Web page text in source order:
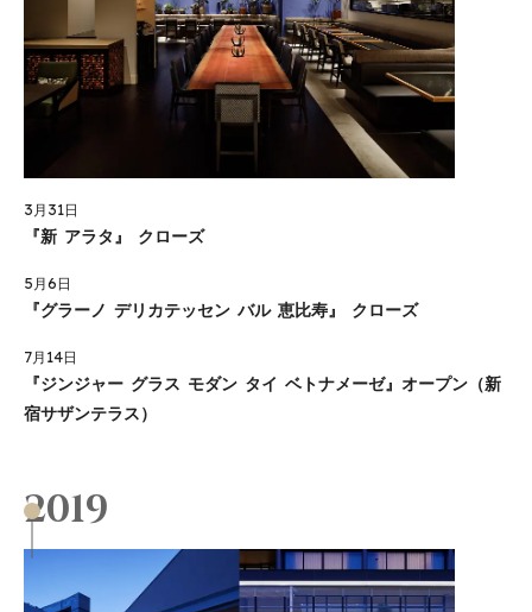
3月31日
『新 アラタ』 クローズ
5月6日
『グラーノ デリカテッセン バル 恵比寿』 クローズ
7月14日
『ジンジャー グラス モダン タイ ベトナメーゼ』オープン（新
宿サザンテラス）
2019